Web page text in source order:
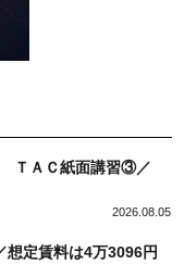
ＴＡＣ紙面講習③／
2026.08.05
想定賃料は4万3096円